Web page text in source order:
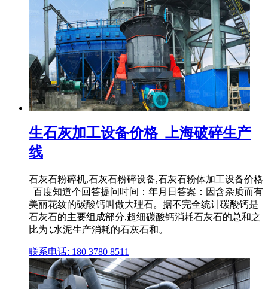
生石灰加工设备价格_上海破碎生产
线
石灰石粉碎机,石灰石粉碎设备,石灰石粉体加工设备价格
_百度知道个回答提问时间：年月日答案：因含杂质而有
美丽花纹的碳酸钙叫做大理石。据不完全统计碳酸钙是
石灰石的主要组成部分,超细碳酸钙消耗石灰石的总和之
比为∶,水泥生产消耗的石灰石和。
联系电话: 180 3780 8511